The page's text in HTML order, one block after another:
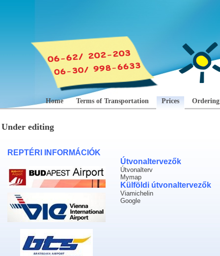
Home Terms of Transportation Prices Ordering
Under editing
REPTÉRI INFORMÁCIÓK
Útvonaltervezők
Útvonalterv
Mymap
Külföldi útvonaltervezők
Viamichelin
Google